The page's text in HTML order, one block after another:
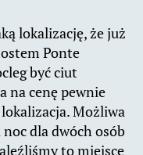
lokalizację, że już
Ponte
być ciut
na cenę pewnie
lokalizacja. Możliwa
dla dwóch osób
to miejsce